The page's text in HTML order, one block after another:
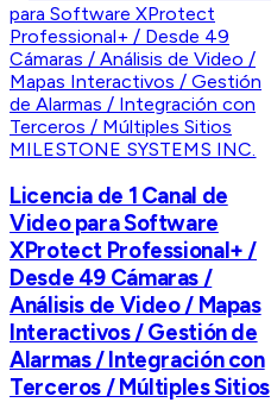
MILESTONE SYSTEMS INC.
Licencia de 1 Canal de
Video para Software
XProtect Professional+ /
Desde 49 Cámaras /
Análisis de Video / Mapas
Interactivos / Gestión de
Alarmas / Integración con
Terceros / Múltiples Sitios